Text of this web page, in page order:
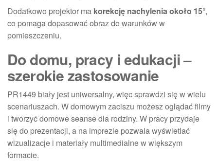
Dodatkowo projektor ma korekcję nachylenia około 15°,
co pomaga dopasować obraz do warunków w
pomieszczeniu.
Do domu, pracy i edukacji –
szerokie zastosowanie
PR1449 biały jest uniwersalny, więc sprawdzi się w wielu
scenariuszach. W domowym zaciszu możesz oglądać filmy
i tworzyć domowe seanse dla rodziny. W pracy przydaje
się do prezentacji, a na imprezie pozwala wyświetlać
wizualizacje i materiały multimedialne w większym
formacie.